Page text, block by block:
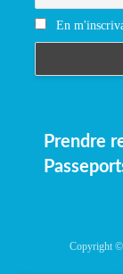
En
Prendre
Copyright ©